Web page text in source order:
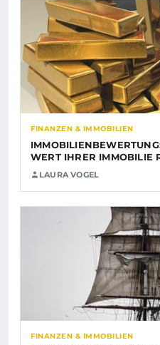
FINANZEN & IMMOBILIEN
WERT IHRER IMMOBILIE
LAURA VOGEL
FINANZEN & IMMOBILIEN